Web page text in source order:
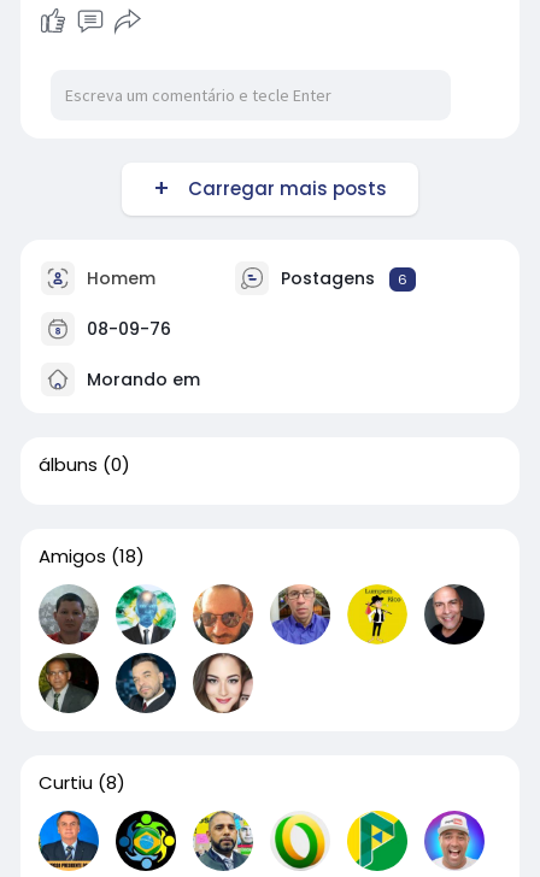
Carregar mais posts
Homem Postagens 6
08-09-76
Morando em
álbuns (0)
Amigos (18)
Curtiu (8)